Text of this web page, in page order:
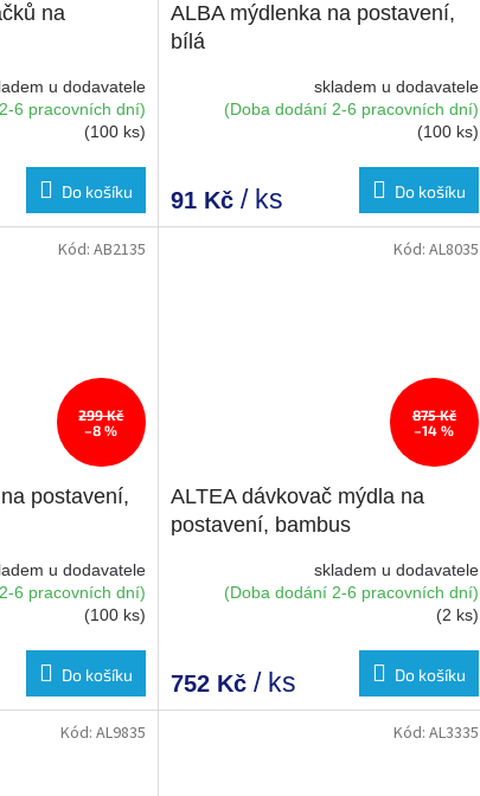
na
u dodavatele
6 pracovních dní)
(100 ks)
Do košíku
ALBA mýdlenka na postavení,
bílá
skladem u dodavatele
(Doba dodání 2-6 pracovních dní)
(100 ks)
91 Kč / ks Do košíku
299 Kč
–8 %
postavení,
u dodavatele
6 pracovních dní)
(100 ks)
Do košíku
Kód: AB2135
875 Kč
–14 %
ALTEA dávkovač mýdla na
postavení, bambus
skladem u dodavatele
(Doba dodání 2-6 pracovních dní)
(2 ks)
752 Kč / ks Do košíku
Kód: AL8035
Kód: AL9835 Kód: AL3335